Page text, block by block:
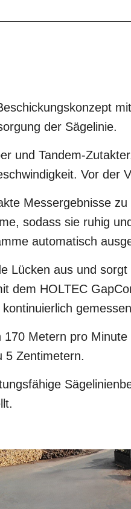
der Sägelinie.
und Tandem-
Vor der
Messergebnisse
sodass sie ruhig
automatisch
Lücken aus und
dem HOLTEC
Metern pro
5 Zentimetern.